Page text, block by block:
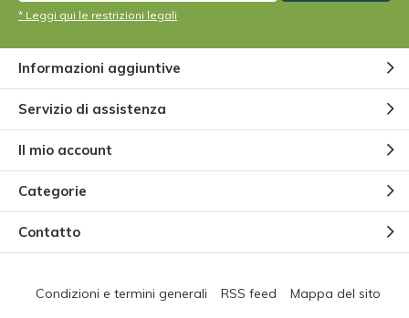
* Leggi qui le restrizioni legali
Informazioni aggiuntive
Servizio di assistenza
Il mio account
Categorie
Contatto
Condizioni e termini generali RSS feed Mappa del sito